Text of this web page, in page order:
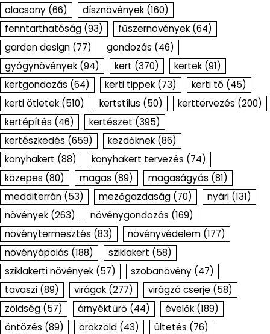
alacsony (66) dísznövények (160)
fenntarthatóság (93) fűszernövények (64)
garden design (77) gondozás (46)
gyógynövények (94) kert (370) kertek (91)
kertgondozás (64) kerti tippek (73) kerti tó (45)
kerti ötletek (510) kertstílus (50) kerttervezés (200)
kertépítés (46) kertészet (395)
kertészkedés (659) kezdőknek (86)
konyhakert (88) konyhakert tervezés (74)
közepes (80) magas (89) magaságyás (81)
medditerrán (53) mezőgazdaság (70) nyári (131)
növények (263) növénygondozás (169)
növénytermesztés (83) növényvédelem (177)
növényápolás (188) sziklakert (58)
sziklakerti növények (57) szobanövény (47)
tavaszi (89) virágok (277) virágzó cserje (58)
zöldség (57) árnyéktűrő (44) évelők (189)
öntözés (89) örökzöld (43) ültetés (76)